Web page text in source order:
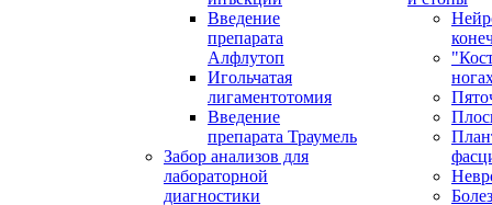
Введение
препарата
Алфлутоп
Игольчатая
лигаментотомия
Введение
препарата Траумель
Забор анализов для
лабораторной
диагностики